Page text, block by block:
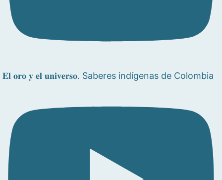
𝐄𝐥 𝐨𝐫𝐨 𝐲 𝐞𝐥 𝐮𝐧𝐢𝐯𝐞𝐫𝐬𝐨. Saberes indígenas de Colombia